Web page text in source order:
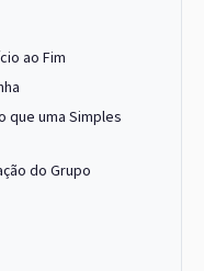
ao Fim
que uma Simples
do Grupo